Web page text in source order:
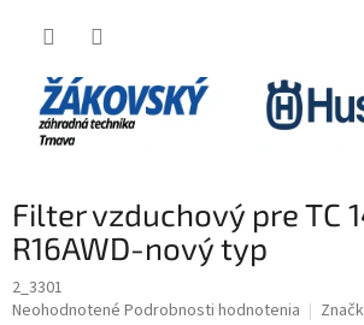
Filter vzduchový pre TC
R16AWD-nový typ
2_3301
Priemerné hodnotenie produktu je 0,0 z 5
Neohodnotené Podrobnosti hodnotenia